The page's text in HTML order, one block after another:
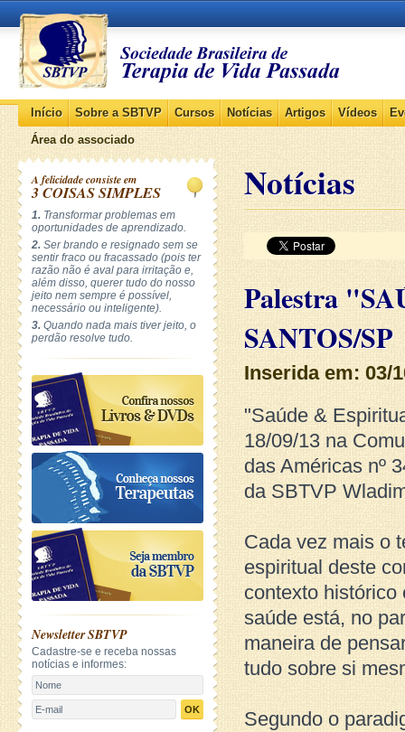
Início Sobre a SBTVP Cursos Notícias Artigos Vídeos
Área do associado
A felicidade consiste em
3 COISAS SIMPLES
1. Transformar problemas em
oportunidades de aprendizado.
2. Ser brando e resignado sem se
sentir fraco ou fracassado (pois ter
razão não é aval para irritação e,
além disso, querer tudo do nosso
jeito nem sempre é possível,
necessário ou inteligente).
3. Quando nada mais tiver jeito, o
perdão resolve tudo.
Newsletter SBTVP
Cadastre-se e receba nossas
notícias e informes:
OK
Notícias
Palestra
SANTOS/SP
Inserida em: 03/
"Saúde &
18/09/13 na
das Américas nº
da SBTVP
Cada vez mais o
espiritual deste
contexto
saúde está, no
maneira de
tudo sobre si
Segundo o